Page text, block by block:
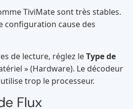
TiviMate sont très stables.
configuration cause des
de lecture, réglez leType de
» (Hardware). Le décodeur
trop le processeur.
Flux